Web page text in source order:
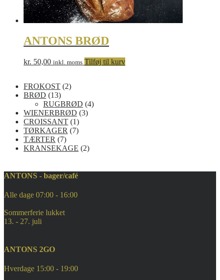
ANTONS BRØD
kr. 50,00 inkl. moms Tilføj til kurv
FROKOST 22
a
r
e
r
BRØD 131
3
v
a
r
e
r
RUGBRØD 44
WIENERBRØD 33
e
CROISSANT 11
v
r
TØRKAGER 77
a
r
TÆRTER 77
v
e
KRANSEKAGE 22
r
ANTONS - bager/café
Alle dage 07:00 - 16:00
Sommerferie lukket
13. - 27. juli
ANTONS 2GO
Hverdage 15:00 - 19:00